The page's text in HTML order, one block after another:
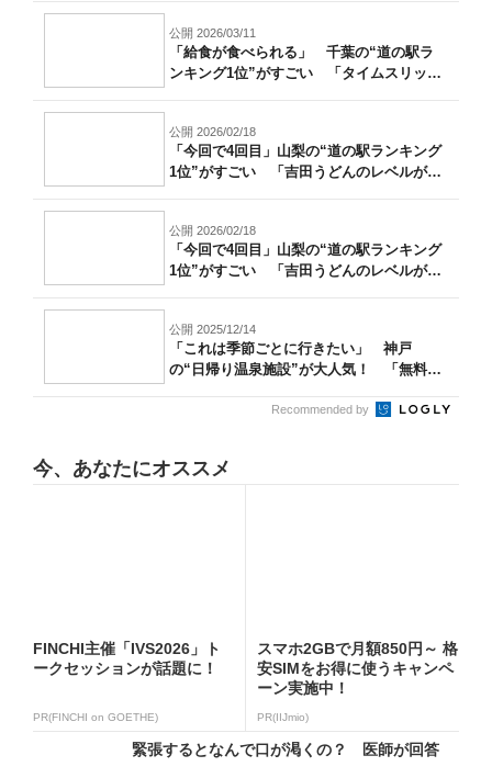
公開 2026/03/11
「給食が食べられる」 千葉の“道の駅ラ
ンキング1位”がすごい 「タイムスリップ
公開 2026/02/18
「今回で4回目」山梨の“道の駅ランキング
1位”がすごい 「吉田うどんのレベルが
公開 2026/02/18
「今回で4回目」山梨の“道の駅ランキング
1位”がすごい 「吉田うどんのレベルが
公開 2025/12/14
「これは季節ごとに行きたい」 神戸
の“日帰り温泉施設”が大人気！ 「無料送
Recommended by
今、あなたにオススメ
FINCHI主催「IVS2026」ト
ークセッションが話題に！
PR(FINCHI on GOETHE)
スマホ2GBで月額850円～ 格
安SIMをお得に使うキャンペ
ーン実施中！
PR(IIJmio)
緊張するとなんで口が渇くの？ 医師が回答